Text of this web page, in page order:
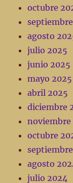
octubre
agosto
julio 2025
junio 2025
mayo 2025
abril 2025
diciembre
noviembre
octubre
agosto
julio 2024